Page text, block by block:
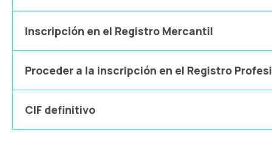
Inscripción en el Registro Mercantil
Proceder a la inscripción en el Registro
CIF definitivo